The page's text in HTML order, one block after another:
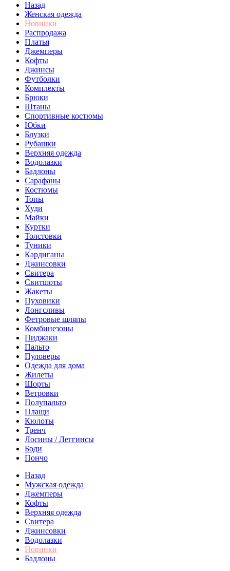
Назад
Женская одежда
Новинки
Распродажа
Платья
Джемперы
Кофты
Джинсы
Футболки
Комплекты
Брюки
Штаны
Спортивные костюмы
Юбки
Блузки
Рубашки
Верхняя одежда
Водолазки
Бадлоны
Сарафаны
Костюмы
Топы
Худи
Майки
Куртки
Толстовки
Туники
Кардиганы
Джинсовки
Свитера
Свитшоты
Жакеты
Пуховики
Лонгсливы
Фетровые шляпы
Комбинезоны
Пиджаки
Пальто
Пуловеры
Одежда для дома
Жилеты
Шорты
Ветровки
Полупальто
Плащи
Кюлоты
Тренч
Лосины / Леггинсы
Боди
Пончо
Назад
Мужская одежда
Джемперы
Кофты
Верхняя одежда
Свитера
Джинсовки
Водолазки
Новинки
Бадлоны